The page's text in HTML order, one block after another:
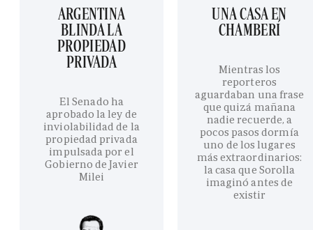
ARGENTINA
BLINDA LA
PROPIEDAD
PRIVADA
El Senado ha
aprobado la ley de
inviolabilidad de la
propiedad privada
impulsada por el
Gobierno de Javier
Milei
UNA CASA EN
CHAMBERÍ
Mientras los
reporteros
aguardaban una frase
que quizá mañana
nadie recuerde, a
pocos pasos dormía
uno de los lugares
más extraordinarios:
la casa que Sorolla
imaginó antes de
existir